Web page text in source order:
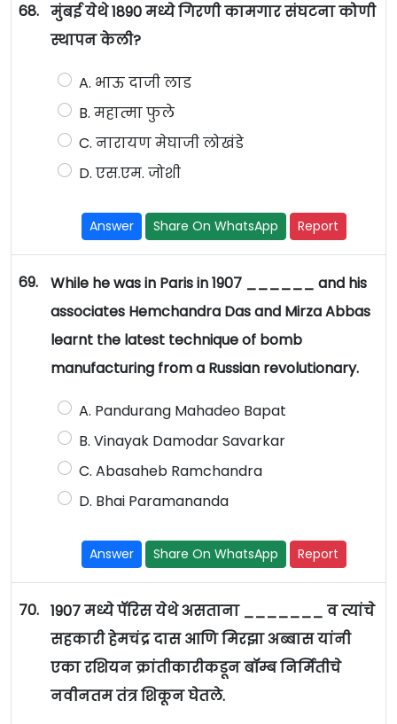
68. मुंबई येथे 1890 मध्ये गिरणी कामगार संघटना कोणी
स्थापन केली?
A. भाऊ दाजी लाड
B. महात्मा फुले
C. नारायण मेघाजी लोखंडे
D. एस.एम. जोशी
Answer Share On WhatsApp Report
69.
While he was in Paris in 1907 ______ and his
associates Hemchandra Das and Mirza Abbas
learnt the latest technique of bomb
manufacturing from a Russian revolutionary.
A. Pandurang Mahadeo Bapat
B. Vinayak Damodar Savarkar
C. Abasaheb Ramchandra
D. Bhai Paramananda
Answer Share On WhatsApp Report
70. 1907 मध्ये पॅरिस येथे असताना _______ व त्यांचे
सहकारी हेमचंद्र दास आणि मिरझा अब्बास यांनी
एका रशियन क्रांतीकारीकडून बॉम्ब निर्मितीचे
नवीनतम तंत्र शिकून घेतले.